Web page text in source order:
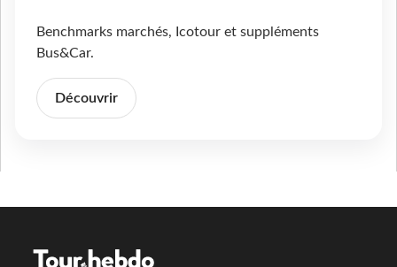
Benchmarks marchés, Icotour et suppléments
Bus&Car.
Découvrir